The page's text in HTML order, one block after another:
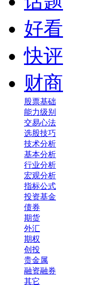
好看
快评
财商
股票基础
能力级别
交易心法
选股技巧
技术分析
基本分析
行业分析
宏观分析
指标公式
投资基金
债券
期货
外汇
期权
创投
贵金属
融资融券
其它